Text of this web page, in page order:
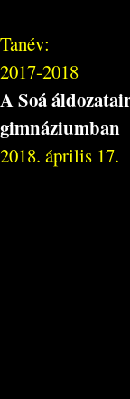
Tanév:
2017-2018
A Soá
gimnáziumban
2018. április 17.